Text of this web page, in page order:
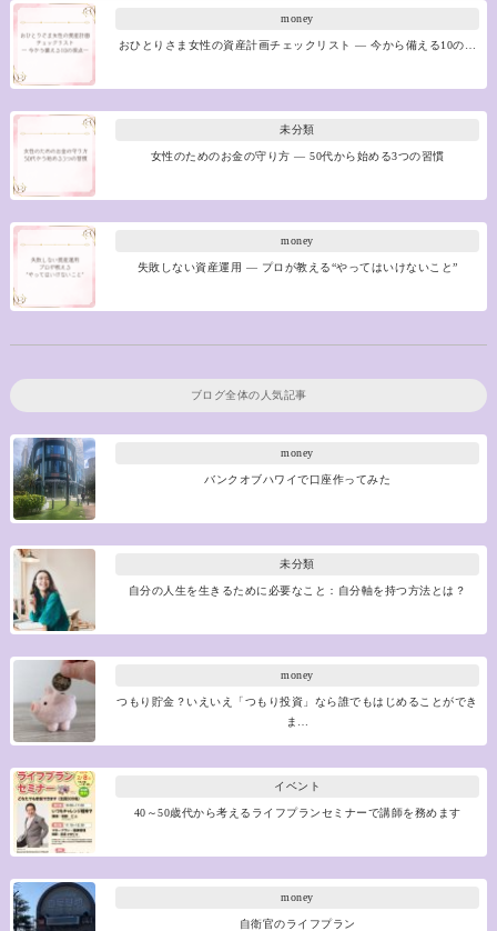
money
おひとりさま女性の資産計画チェックリスト ― 今から備える10の…
未分類
女性のためのお金の守り方 ― 50代から始める3つの習慣
money
失敗しない資産運用 ― プロが教える“やってはいけないこと”
ブログ全体の人気記事
money
バンクオブハワイで口座作ってみた
未分類
自分の人生を生きるために必要なこと：自分軸を持つ方法とは？
money
つもり貯金？いえいえ「つもり投資」なら誰でもはじめることができ
ま…
イベント
40～50歳代から考えるライフプランセミナーで講師を務めます
money
自衛官のライフプラン